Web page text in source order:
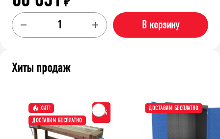
В корзину
Хиты продаж
ХИТ!
ДОСТАВИМ БЕСПЛАТНО
-15%
ДОСТАВИМ БЕСПЛАТНО